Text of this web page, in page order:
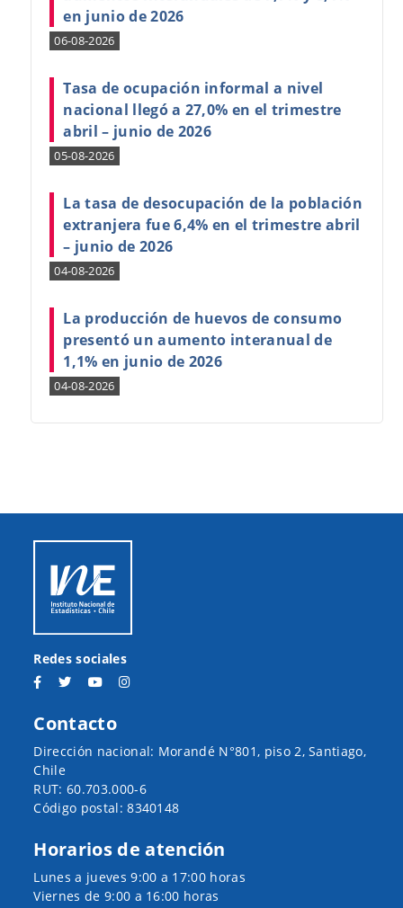
en junio de 2026
06-08-2026
Tasa de ocupación informal a nivel
nacional llegó a 27,0% en el trimestre
abril – junio de 2026
05-08-2026
La tasa de desocupación de la población
extranjera fue 6,4% en el trimestre abril
– junio de 2026
04-08-2026
La producción de huevos de consumo
presentó un aumento interanual de
1,1% en junio de 2026
04-08-2026
Redes sociales
Contacto
Dirección nacional: Morandé N°801, piso 2, Santiago,
Chile
RUT: 60.703.000-6
Código postal: 8340148
Horarios de atención
Lunes a jueves 9:00 a 17:00 horas
Viernes de 9:00 a 16:00 horas